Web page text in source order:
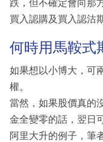
跌，但不確定會向那
買入認購及買入認沽
何時用馬鞍式
如果想以小博大，可
權。
當然，如果股價真的
金全變零的話，翌日
阿里大升的例子，筆